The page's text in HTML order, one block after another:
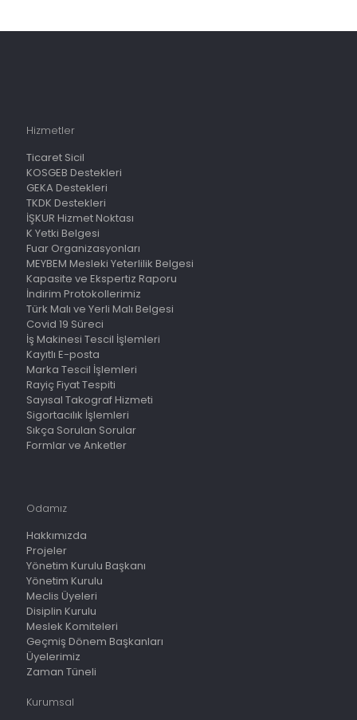
Hizmetler
Ticaret Sicil
KOSGEB Destekleri
GEKA Destekleri
TKDK Destekleri
İŞKUR Hizmet Noktası
K Yetki Belgesi
Fuar Organizasyonları
MEYBEM Mesleki Yeterlilik Belgesi
Kapasite ve Ekspertiz Raporu
İndirim Protokollerimiz
Türk Malı ve Yerli Malı Belgesi
Covid 19 Süreci
İş Makinesi Tescil İşlemleri
Kayıtlı E-posta
Marka Tescil İşlemleri
Rayiç Fiyat Tespiti
Sayısal Takograf Hizmeti
Sigortacılık İşlemleri
Sıkça Sorulan Sorular
Formlar ve Anketler
Odamız
Hakkımızda
Projeler
Yönetim Kurulu Başkanı
Yönetim Kurulu
Meclis Üyeleri
Disiplin Kurulu
Meslek Komiteleri
Geçmiş Dönem Başkanları
Üyelerimiz
Zaman Tüneli
Kurumsal